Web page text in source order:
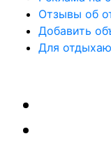
Отзывы об
Добавить
Для